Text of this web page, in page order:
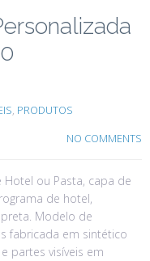
, PRODUTOS
NO COMMENTS
ou Pasta, capa de
de hotel,
Modelo de
fabricada em sintético
partes visíveis em